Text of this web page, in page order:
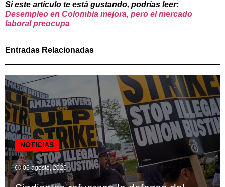
Si este artículo te está gustando, podrías leer:
Desempleo en Colombia mejora, pero el mercado
laboral preocupa
Entradas Relacionadas
NOTICIAS
06 agosto, 2026